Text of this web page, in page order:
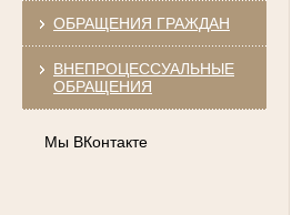
ОБРАЩЕНИЯ ГРАЖДАН
ВНЕПРОЦЕССУАЛЬНЫЕ
ОБРАЩЕНИЯ
Мы ВКонтакте